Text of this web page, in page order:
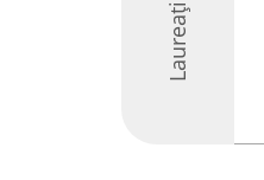
Laureați